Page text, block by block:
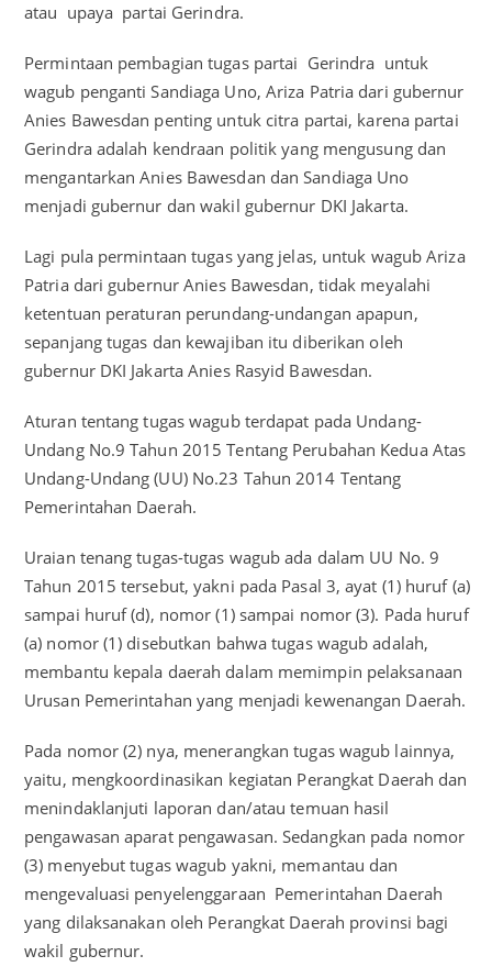
atau upaya partai Gerindra.
Permintaan pembagian tugas partai Gerindra untuk
wagub penganti Sandiaga Uno, Ariza Patria dari gubernur
Anies Bawesdan penting untuk citra partai, karena partai
Gerindra adalah kendraan politik yang mengusung dan
mengantarkan Anies Bawesdan dan Sandiaga Uno
menjadi gubernur dan wakil gubernur DKI Jakarta.
Lagi pula permintaan tugas yang jelas, untuk wagub Ariza
Patria dari gubernur Anies Bawesdan, tidak meyalahi
ketentuan peraturan perundang-undangan apapun,
sepanjang tugas dan kewajiban itu diberikan oleh
gubernur DKI Jakarta Anies Rasyid Bawesdan.
Aturan tentang tugas wagub terdapat pada Undang-
Undang No.9 Tahun 2015 Tentang Perubahan Kedua Atas
Undang-Undang (UU) No.23 Tahun 2014 Tentang
Pemerintahan Daerah.
Uraian tenang tugas-tugas wagub ada dalam UU No. 9
Tahun 2015 tersebut, yakni pada Pasal 3, ayat (1) huruf (a)
sampai huruf (d), nomor (1) sampai nomor (3). Pada huruf
(a) nomor (1) disebutkan bahwa tugas wagub adalah,
membantu kepala daerah dalam memimpin pelaksanaan
Urusan Pemerintahan yang menjadi kewenangan Daerah.
Pada nomor (2) nya, menerangkan tugas wagub lainnya,
yaitu, mengkoordinasikan kegiatan Perangkat Daerah dan
menindaklanjuti laporan dan/atau temuan hasil
pengawasan aparat pengawasan. Sedangkan pada nomor
(3) menyebut tugas wagub yakni, memantau dan
mengevaluasi penyelenggaraan Pemerintahan Daerah
yang dilaksanakan oleh Perangkat Daerah provinsi bagi
wakil gubernur.